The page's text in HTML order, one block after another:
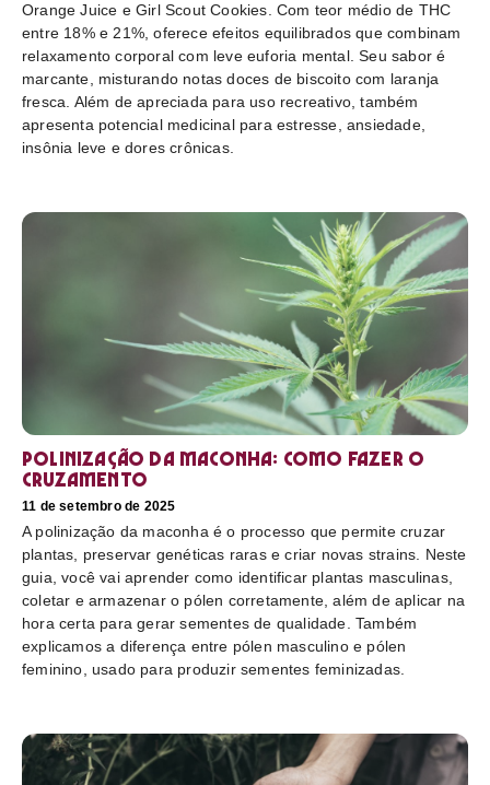
Orange Juice e Girl Scout Cookies. Com teor médio de THC
entre 18% e 21%, oferece efeitos equilibrados que combinam
relaxamento corporal com leve euforia mental. Seu sabor é
marcante, misturando notas doces de biscoito com laranja
fresca. Além de apreciada para uso recreativo, também
apresenta potencial medicinal para estresse, ansiedade,
insônia leve e dores crônicas.
Polinização da maconha: como fazer o
cruzamento
11 de setembro de 2025
A polinização da maconha é o processo que permite cruzar
plantas, preservar genéticas raras e criar novas strains. Neste
guia, você vai aprender como identificar plantas masculinas,
coletar e armazenar o pólen corretamente, além de aplicar na
hora certa para gerar sementes de qualidade. Também
explicamos a diferença entre pólen masculino e pólen
feminino, usado para produzir sementes feminizadas.